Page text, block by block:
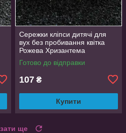
Сережки кліпси дитячі для
вух без пробивання квітка
Рожева Хризантема
Готово до відправки
107 ₴
Купити
ще